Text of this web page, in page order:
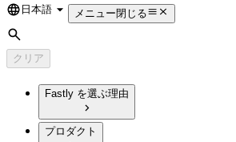
Language
日本語 メニュー閉じる
検索
クリア
Fastly を選ぶ理由
プロダクト